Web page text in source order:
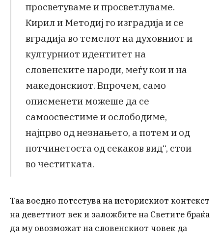
просветуваме и просветлуваме.
Кирил и Методиј го изградија и се
вградија во темелот на духовниот и
културниот идентитет на
словенските народи, меѓу кои и на
македонскиот. Впрочем, само
описменети можеше да се
самоосвестиме и ослободиме,
најпрво од незнањето, а потем и од
потчинетоста од секаков вид“, стои
во честитката.
Таа воедно потсетува на историскиот контекст
на деветтиот век и заложбите на Светите браќа
да му овозможат на словенскиот човек да